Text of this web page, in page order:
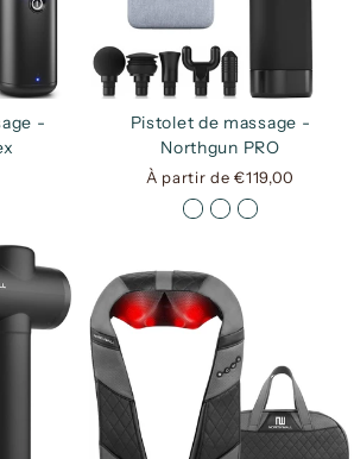
-
Pistolet de massage -
Northgun PRO
À partir de €119,00